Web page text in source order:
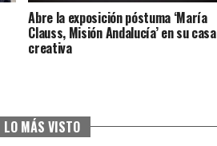
Abre la exposición póstuma ‘María
Clauss, Misión Andalucía’ en su casa
creativa
LO MÁS VISTO